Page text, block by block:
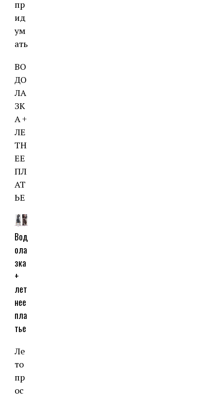
пр
ид
ум
ать
ВО
ДО
ЛА
ЗК
А +
ЛЕ
ТН
ЕЕ
ПЛ
АТ
ЬЕ
Вод
ола
зка
+
лет
нее
пла
тье
Ле
то
пр
ос